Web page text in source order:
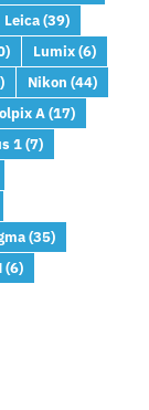
Leica(39)
Lumix(6)
Nikon (44)
A(17)
1(7)
(35)
(6)